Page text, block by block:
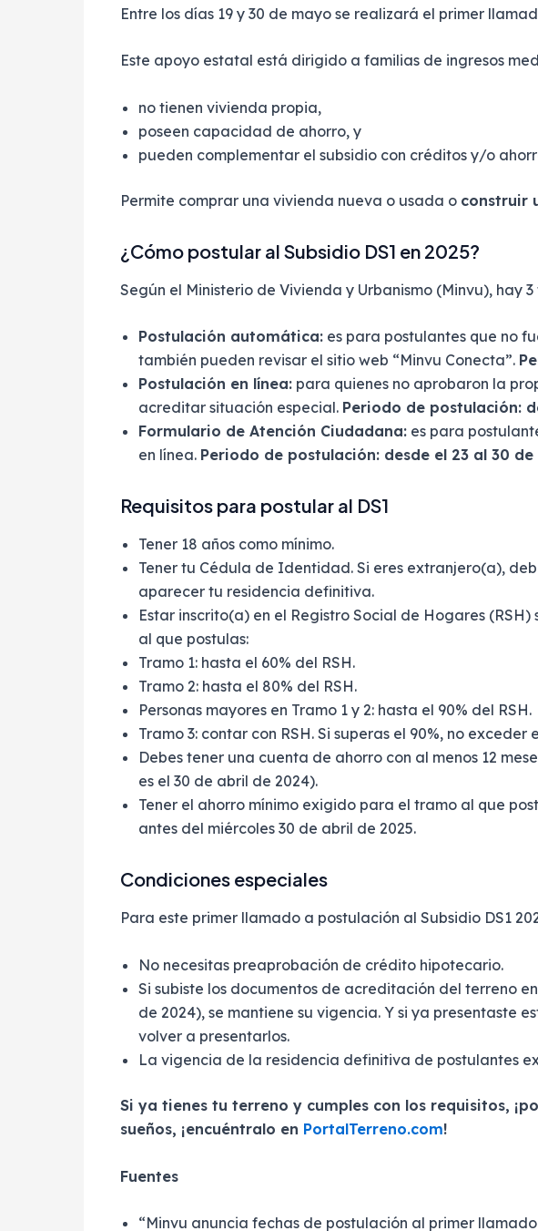
Entre los días 19 y 30 de mayo se realizará el primer
Este apoyo estatal está dirigido a familias de ingresos
no tienen vivienda propia,
poseen capacidad de ahorro, y
pueden complementar el subsidio con créditos y/o
Permite comprar una vivienda nueva o usada o construir
¿Cómo postular al Subsidio DS1 en 2025?
Según el Ministerio de Vivienda y Urbanismo (Minvu), hay 3
Postulación automática: es para postulantes que no
también pueden revisar el sitio web “Minvu Conecta”.
Postulación en línea: para quienes no aprobaron la
acreditar situación especial. Periodo de postulación:
Formulario de Atención Ciudadana: es para
en línea. Periodo de postulación: desde el 23 al 30
Requisitos para postular al DS1
Tener 18 años como mínimo.
Tener tu Cédula de Identidad. Si eres extranjero(a),
aparecer tu residencia definitiva.
Estar inscrito(a) en el Registro Social de Hogares
al que postulas:
Tramo 1: hasta el 60% del RSH.
Tramo 2: hasta el 80% del RSH.
Personas mayores en Tramo 1 y 2: hasta el 90% del RSH.
Tramo 3: contar con RSH. Si superas el 90%, no
Debes tener una cuenta de ahorro con al menos 12
es el 30 de abril de 2024).
Tener el ahorro mínimo exigido para el tramo al que
antes del miércoles 30 de abril de 2025.
Condiciones especiales
Para este primer llamado a postulación al Subsidio DS1
No necesitas preaprobación de crédito hipotecario.
Si subiste los documentos de acreditación del terreno
de 2024), se mantiene su vigencia. Y si ya presentaste
volver a presentarlos.
La vigencia de la residencia definitiva de postulantes
Si ya tienes tu terreno y cumples con los requisitos,
sueños, ¡encuéntralo en PortalTerreno.com!
Fuentes
“Minvu anuncia fechas de postulación al primer